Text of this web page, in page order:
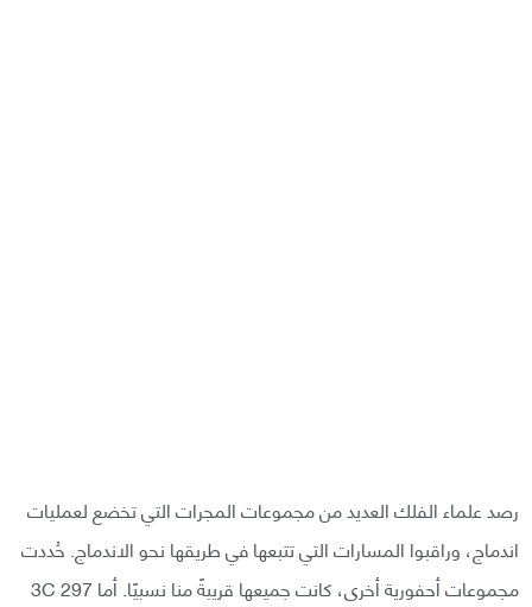
رصد علماء الفلك العديد من مجموعات المجرات التي تخضع لعمليات
اندماج، وراقبوا المسارات التي تتبعها في طريقها نحو الاندماج. حُددت
مجموعات أحفورية أخرى، كانت جميعها قريبةً منا نسبيًا. أما 3C 297